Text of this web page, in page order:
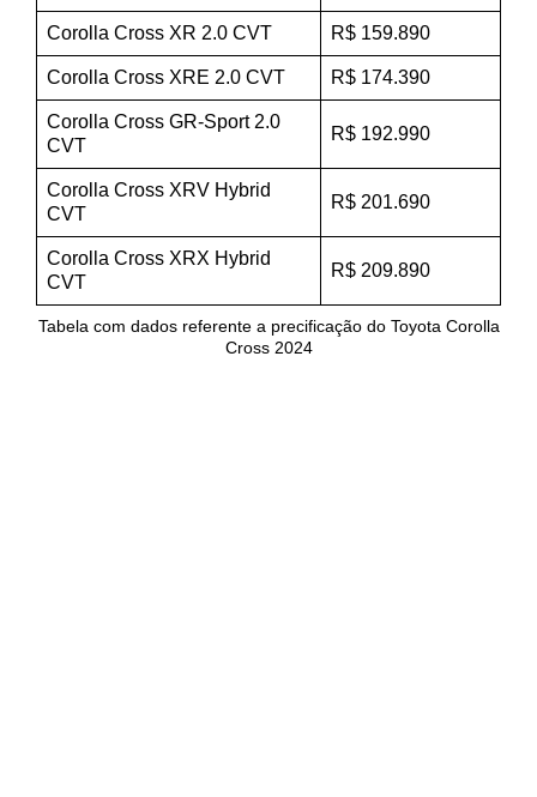
Corolla Cross XR 2.0 CVT R$ 159.890
Corolla Cross XRE 2.0 CVT R$ 174.390
Corolla Cross GR-Sport 2.0
CVT
R$ 192.990
Corolla Cross XRV Hybrid
CVT
R$ 201.690
Corolla Cross XRX Hybrid
CVT
R$ 209.890
Tabela com dados referente a precificação do Toyota Corolla
Cross 2024